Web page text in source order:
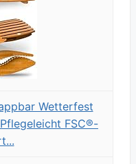
Wetterfest
FSC®-